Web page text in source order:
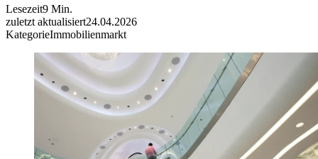
Lesezeit9 Min.
zuletzt aktualisiert24.04.2026
KategorieImmobilienmarkt